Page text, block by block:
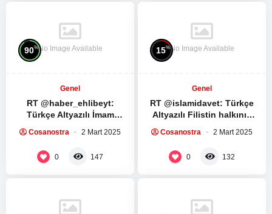
No Image Available
90%
Genel
RT @haber_ehlibeyt:
Türkçe Altyazılı İmam
Hamaney’in Ramazan
ayında yapılması…
Cosanostra 2 Mart 2025
0 147
No Image Available
15%
Genel
RT @islamidavet: Türkçe
Altyazılı Filistin halkının
liderlerine bağlılıkları…
Muhammed Dayf tüm…
Cosanostra 2 Mart 2025
0 132